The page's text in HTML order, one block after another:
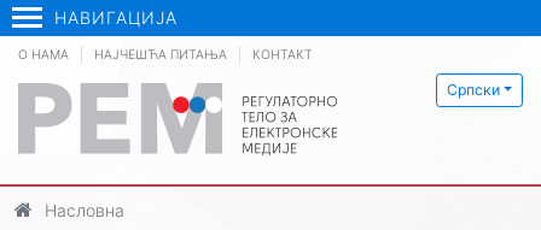
НАВИГАЦИЈА
Српски
О НАМА НАЈЧЕШЋА ПИТАЊА КОНТАКТ
Насловна